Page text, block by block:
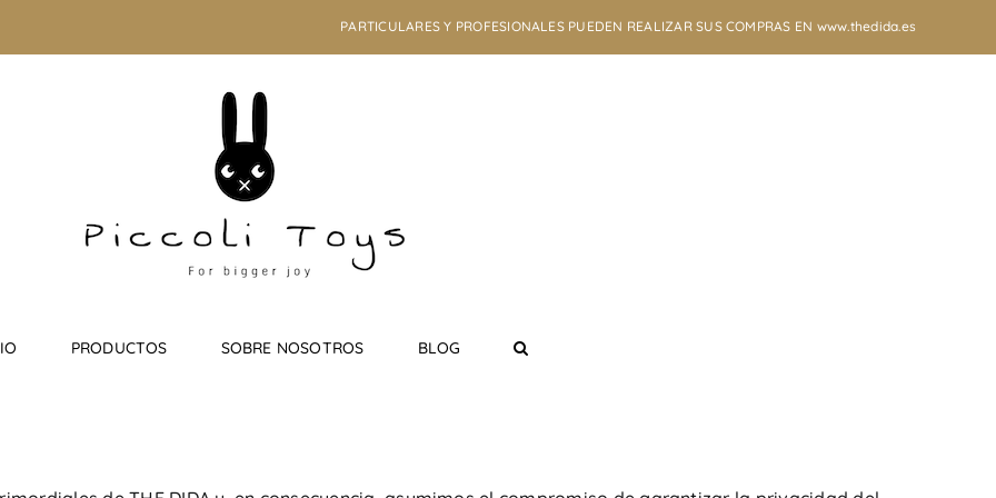
PARTICULARES Y PROFESIONALES PUEDEN REALIZAR SUS COMPRAS EN www.thedida.es
PRODUCTOS SOBRE NOSOTROS BLOG